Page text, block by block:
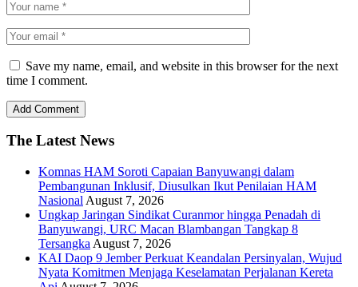
Save my name, email, and website in this browser for the next
time I comment.
The Latest News
Komnas HAM Soroti Capaian Banyuwangi dalam
Pembangunan Inklusif, Diusulkan Ikut Penilaian HAM
Nasional August 7, 2026
Ungkap Jaringan Sindikat Curanmor hingga Penadah di
Banyuwangi, URC Macan Blambangan Tangkap 8
Tersangka August 7, 2026
KAI Daop 9 Jember Perkuat Keandalan Persinyalan, Wujud
Nyata Komitmen Menjaga Keselamatan Perjalanan Kereta